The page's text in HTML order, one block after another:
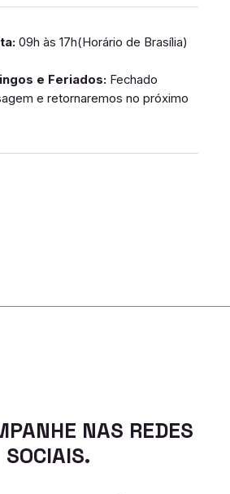
09h às 17h(Horário de Brasília)
e Feriados: Fechado
e retornaremos no próximo
NAS REDES
SOCIAIS.